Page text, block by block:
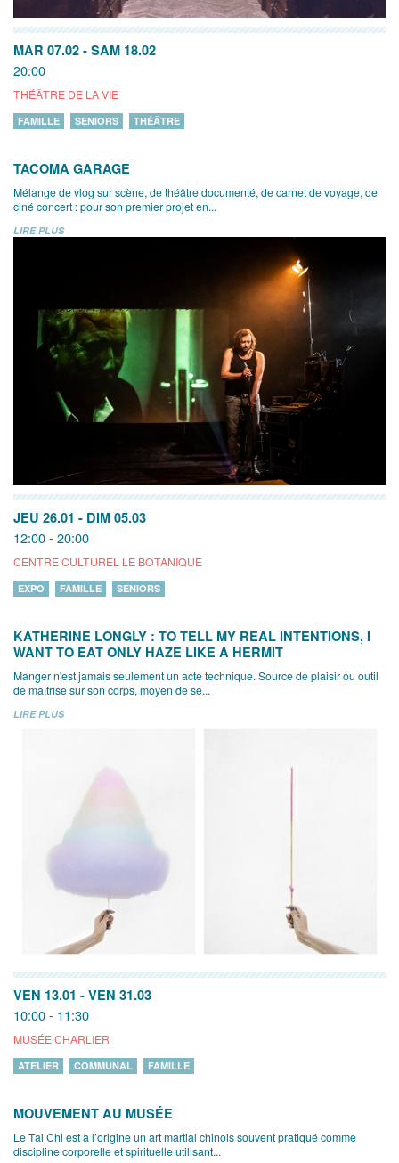
MAR 07.02 - SAM 18.02
20:00
THÉÂTRE DE LA VIE
FAMILLE SENIORS THÉÂTRE
TACOMA GARAGE
Mélange de vlog sur scène, de théâtre documenté, de carnet de voyage, de
ciné concert : pour son premier projet en...
LIRE PLUS
JEU 26.01 - DIM 05.03
12:00 - 20:00
CENTRE CULTUREL LE BOTANIQUE
EXPO FAMILLE SENIORS
KATHERINE LONGLY : TO TELL MY REAL INTENTIONS, I
WANT TO EAT ONLY HAZE LIKE A HERMIT
Manger n'est jamais seulement un acte technique. Source de plaisir ou outil
de maîtrise sur son corps, moyen de se...
LIRE PLUS
VEN 13.01 - VEN 31.03
10:00 - 11:30
MUSÉE CHARLIER
ATELIER COMMUNAL FAMILLE
MOUVEMENT AU MUSÉE
Le Tai Chi est à l’origine un art martial chinois souvent pratiqué comme
discipline corporelle et spirituelle utilisant...